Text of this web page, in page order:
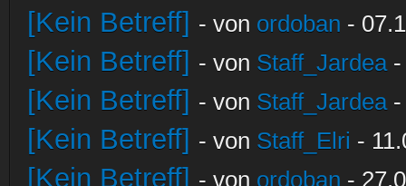
[Kein Betreff] - von ordoban -
[Kein Betreff] - von Staff_Jardea-
[Kein Betreff] - von Staff_Jardea-
[Kein Betreff] - von Staff_Elri -
[Kein Betreff] - von ordoban -